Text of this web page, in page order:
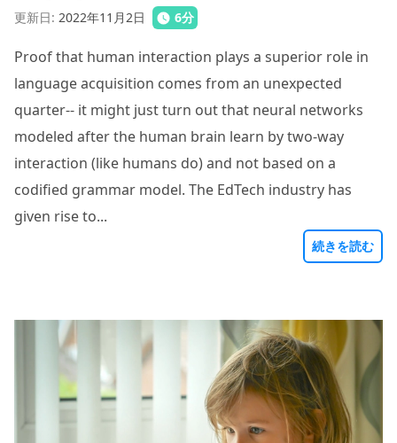
更新日: 2022年11月2日 6分
Proof that human interaction plays a superior role in
language acquisition comes from an unexpected
quarter-- it might just turn out that neural networks
modeled after the human brain learn by two-way
interaction (like humans do) and not based on a
codified grammar model. The EdTech industry has
given rise to...
続きを読む